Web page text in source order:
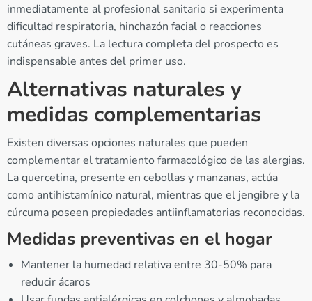
inmediatamente al profesional sanitario si experimenta
dificultad respiratoria, hinchazón facial o reacciones
cutáneas graves. La lectura completa del prospecto es
indispensable antes del primer uso.
Alternativas naturales y
medidas complementarias
Existen diversas opciones naturales que pueden
complementar el tratamiento farmacológico de las alergias.
La quercetina, presente en cebollas y manzanas, actúa
como antihistamínico natural, mientras que el jengibre y la
cúrcuma poseen propiedades antiinflamatorias reconocidas.
Medidas preventivas en el hogar
Mantener la humedad relativa entre 30-50% para
reducir ácaros